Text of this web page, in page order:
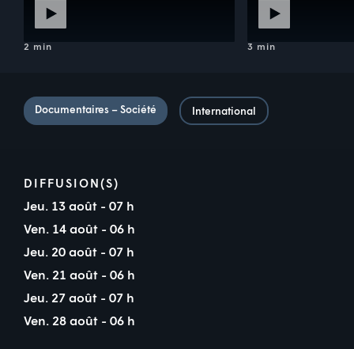
2 min 3 min
Documentaires – Société International
DIFFUSION(S)
Jeu. 13 août - 07 h
Ven. 14 août - 06 h
Jeu. 20 août - 07 h
Ven. 21 août - 06 h
Jeu. 27 août - 07 h
Ven. 28 août - 06 h